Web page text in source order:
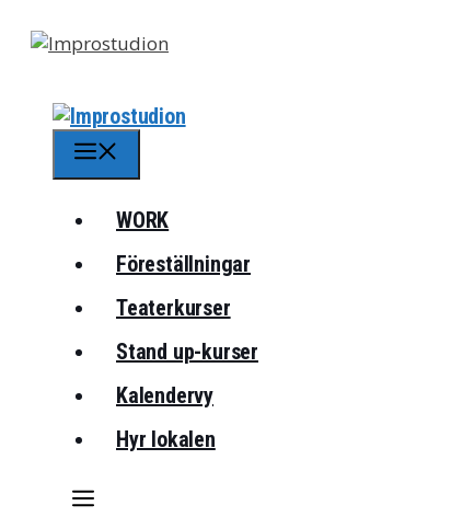
WORK
Föreställningar
Teaterkurser
Stand up-kurser
Kalendervy
Hyr lokalen